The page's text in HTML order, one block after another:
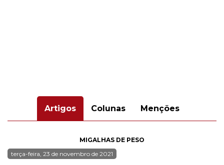
Artigos Colunas Menções
MIGALHAS DE PESO
terça-feira, 23 de novembro de 2021